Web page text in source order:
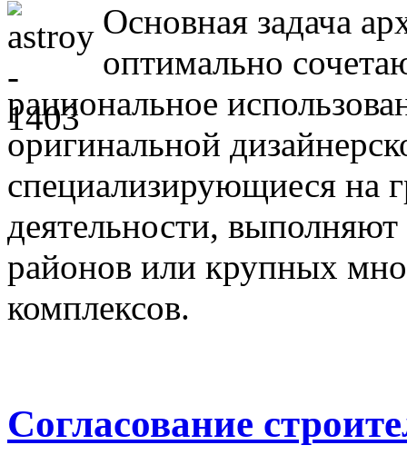
Основная задача
оптимально
рациональное
оригинальной
специализирующиеся на
деятельности,
районов или крупных
комплексов.
Согласование